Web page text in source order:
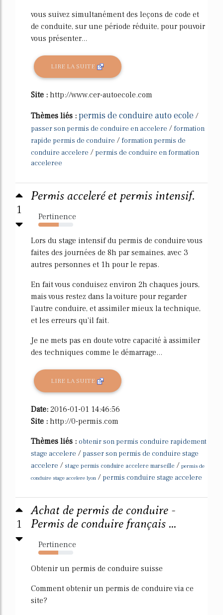
vous suivez simultanément des leçons de code et
de conduite, sur une période réduite, pour pouvoir
vous présenter...
LIRE LA SUITE
Site : http://www.cer-autoecole.com
Thèmes liés : permis de conduire auto ecole /
passer son permis de conduire en accelere / formation
rapide permis de conduire / formation permis de
conduire accelere / permis de conduire en formation
acceleree
1
Permis acceleré et permis intensif.
Pertinence
58%
Lors du stage intensif du permis de conduire vous
faites des journées de 8h par semaines, avec 3
autres personnes et 1h pour le repas.
En fait vous conduisez environ 2h chaques jours,
mais vous restez dans la voiture pour regarder
l'autre conduire, et assimiler mieux la technique,
et les erreurs qu'il fait.
Je ne mets pas en doute votre capacité à assimiler
des techniques comme le démarrage...
LIRE LA SUITE
Date: 2016-01-01 14:46:56
Site : http://0-permis.com
Thèmes liés : obtenir son permis conduire rapidement
stage accelere / passer son permis de conduire stage
accelere / stage permis conduire accelere marseille / permis de
conduire stage accelere lyon / permis conduire stage accelere
1
Achat de permis de conduire -
Permis de conduire français ...
Pertinence
57%
Obtenir un permis de conduire suisse
Comment obtenir un permis de conduire via ce
site?